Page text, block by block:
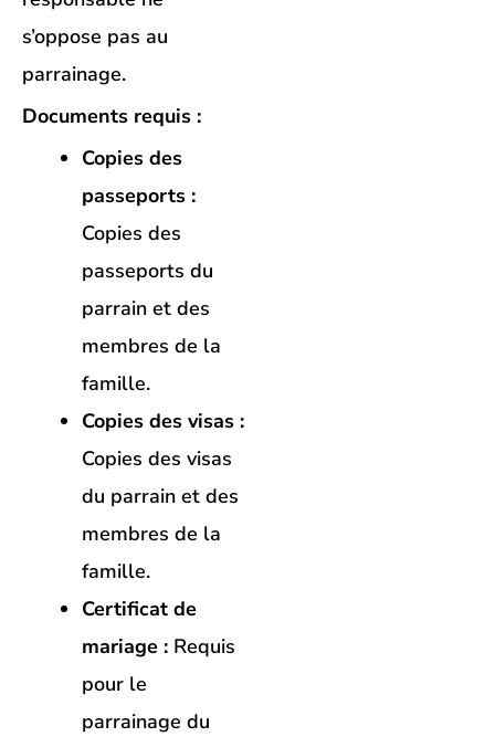
s’oppose pas au
parrainage.
Documents requis :
Copies des
passeports :
Copies des
passeports du
parrain et des
membres de la
famille.
Copies des visas :
Copies des visas
du parrain et des
membres de la
famille.
Certificat de
mariage : Requis
pour le
parrainage du